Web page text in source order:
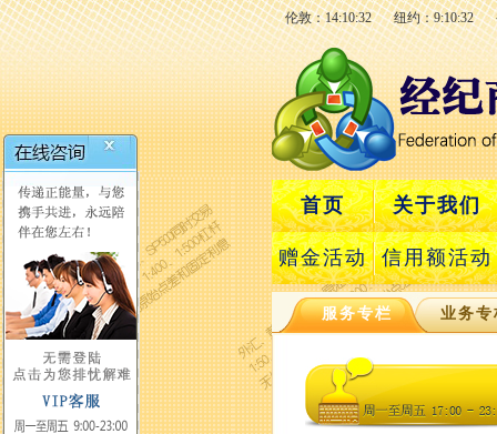
伦敦：14:10:33 纽约：9:10:33
首页 关于我们
赠金活动 信用额活动
服务专栏 业务专